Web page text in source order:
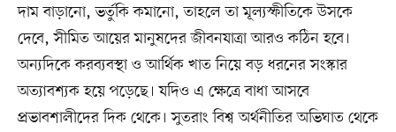
দাম বাড়ানো, ভর্তুকি কমানো, তাহলে তা মূল্যস্ফীতিকে উসকে
দেবে, সীমিত আয়ের মানুষদের জীবনযাত্রা আরও কঠিন হবে।
অন্যদিকে করব্যবস্থা ও আর্থিক খাত নিয়ে বড় ধরনের সংস্কার
অত্যাবশ্যক হয়ে পড়েছে। যদিও এ ক্ষেত্রে বাধা আসবে
প্রভাবশালীদের দিক থেকে। সুতরাং বিশ্ব অর্থনীতির অভিঘাত থেকে